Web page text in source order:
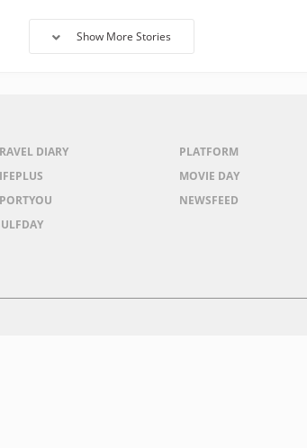
Show More Stories
DIARY
PLATFORM
MOVIE DAY
NEWSFEED